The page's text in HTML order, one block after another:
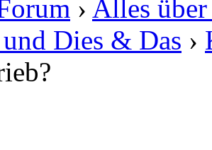
› Alles
Dies & Das ›